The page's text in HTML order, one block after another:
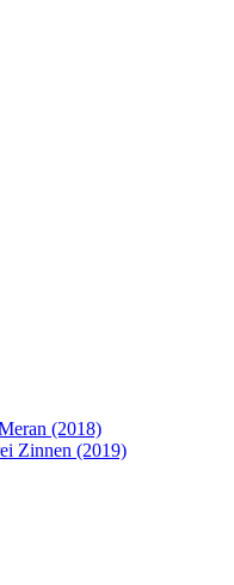
(2018)
Zinnen (2019)